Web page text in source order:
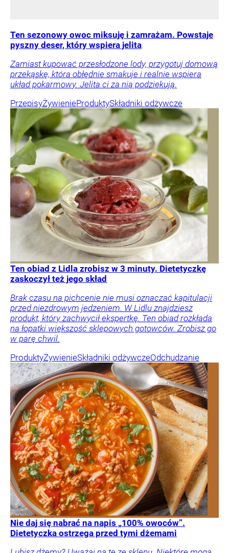
Ten sezonowy owoc miksuję i zamrażam. Powstaje
pyszny deser, który wspiera jelita
Zamiast kupować przesłodzone lody, przygotuj domową
przekąskę, która obłędnie smakuje i realnie wspiera
układ pokarmowy. Jelita ci za nią podziękują.
PrzepisyŻywienieProduktySkładniki odżywcze
Ten obiad z Lidla zrobisz w 3 minuty. Dietetyczkę
zaskoczył też jego skład
Brak czasu na pichcenie nie musi oznaczać kapitulacji
przed niezdrowym jedzeniem. W Lidlu znajdziesz
produkt, który zachwycił ekspertkę. Ten obiad rozkłada
na łopatki większość sklepowych gotowców. Zrobisz go
w parę chwil.
ProduktyŻywienieSkładniki odżywczeOdchudzanie
Nie daj się nabrać na napis „100% owoców”.
Dietetyczka ostrzega przed tymi dżemami